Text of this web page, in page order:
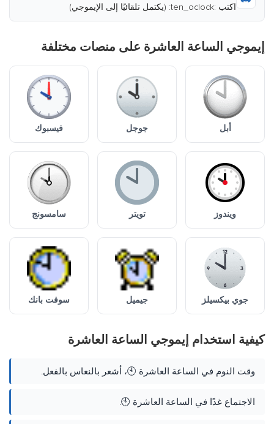
اكتب :ten_oclock: (يكتمل تلقائيًا إلى الإيموجي)
إيموجي الساعة العاشرة على منصات مختلفة
أبل جوجل فيسبوك
ويندوز تويتر سامسونج
جوي بيكسيلز جيميل سوفت بانك
كيفية استخدام إيموجي الساعة العاشرة
وقت النوم في الساعة العاشرة 🕙، أشعر بالنعاس بالفعل.
الاجتماع غدًا في الساعة العاشرة 🕙.